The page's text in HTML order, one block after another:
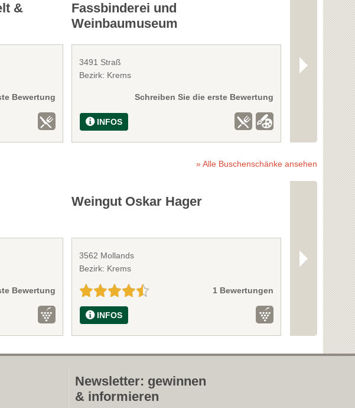
&
Bewertung
Fassbinderei und
Weinbaumuseum
3491 Straß
Bezirk: Krems
Schreiben Sie die erste Bewertung
INFOS
Schloss
3485
Bezirk: Krems
INFOS
» Alle Buschenschänke ansehen
Bewertung
Weingut Oskar Hager
3562 Mollands
Bezirk: Krems
1 Bewertungen
INFOS
Weinbau
3561 Zöbing
Bezirk: Krems
INFOS
Newsletter: gewinnen
& informieren